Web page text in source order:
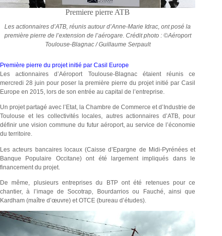
Premiere pierre ATB
Les actionnaires d’ATB, réunis autour d’Anne-Marie Idrac, ont posé la
première pierre de l’extension de l’aérogare. Crédit photo : ©Aéroport
Toulouse-Blagnac / Guillaume Serpault
Première pierre du projet initié par Casil Europe
Les actionnaires d’Aéroport Toulouse-Blagnac étaient réunis ce
mercredi 28 juin pour poser la première pierre du projet initié par Casil
Europe en 2015, lors de son entrée au capital de l’entreprise.
Un projet partagé avec l’Etat, la Chambre de Commerce et d’Industrie de
Toulouse et les collectivités locales, autres actionnaires d’ATB, pour
définir une vision commune du futur aéroport, au service de l’économie
du territoire.
Les acteurs bancaires locaux (Caisse d’Epargne de Midi-Pyrénées et
Banque Populaire Occitane) ont été largement impliqués dans le
financement du projet.
De même, plusieurs entreprises du BTP ont été retenues pour ce
chantier, à l’image de Socotrap, Bourdarrios ou Fauché, ainsi que
Kardham (maître d’œuvre) et OTCE (bureau d’études).